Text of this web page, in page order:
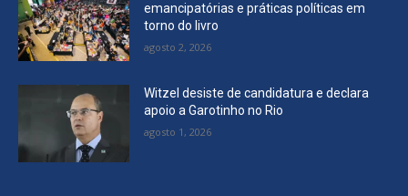
emancipatórias e práticas políticas em
torno do livro
agosto 2, 2026
Witzel desiste de candidatura e declara
apoio a Garotinho no Rio
agosto 1, 2026